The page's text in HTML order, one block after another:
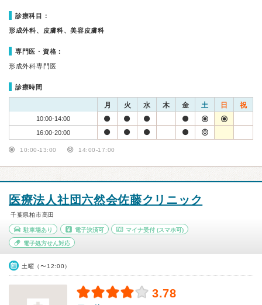
診療科目：
形成外科、皮膚科、美容皮膚科
専門医・資格：
形成外科専門医
診療時間
月 火 水 木 金 土 日 祝
10:00-14:00
16:00-20:00
10:00-13:00 14:00-17:00
医療法人社団六然会佐藤クリニック
千葉県柏市高田
駐車場あり 電子決済可 マイナ受付 (スマホ可)
電子処方せん対応
土曜（〜12:00）
3.78